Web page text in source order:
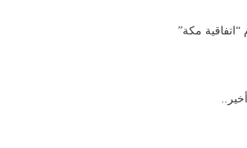
“اتفاقية مكة”